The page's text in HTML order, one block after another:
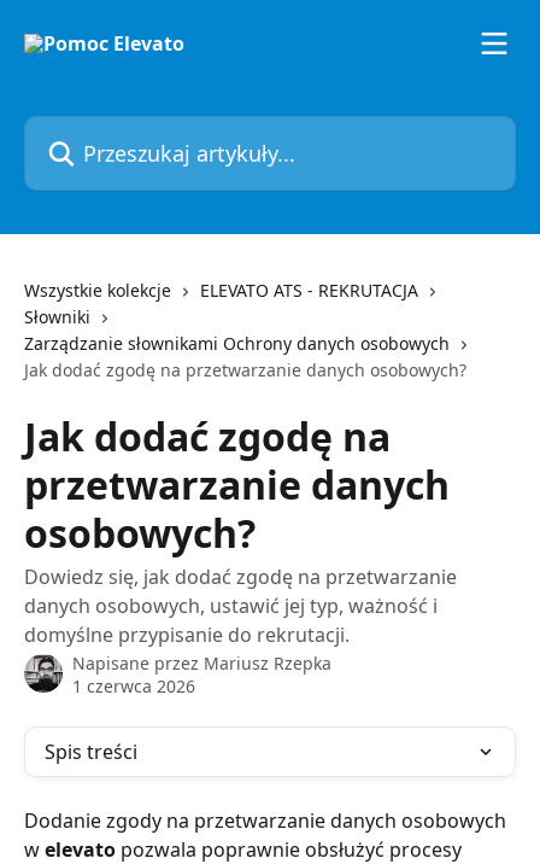
Przeszukaj artykuły...
Wszystkie kolekcje
ELEVATO ATS - REKRUTACJA
Słowniki
Zarządzanie słownikami Ochrony danych osobowych
Jak dodać zgodę na przetwarzanie danych osobowych?
Jak dodać zgodę na
przetwarzanie danych
osobowych?
Dowiedz się, jak dodać zgodę na przetwarzanie
danych osobowych, ustawić jej typ, ważność i
domyślne przypisanie do rekrutacji.
Napisane przez Mariusz Rzepka
1 czerwca 2026
Spis treści
Dodanie zgody na przetwarzanie danych osobowych
w elevato pozwala poprawnie obsłużyć procesy